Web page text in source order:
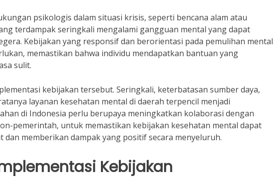
psikologis dalam situasi krisis, seperti bencana alam atau
terdampak seringkali mengalami gangguan mental yang dapat
Kebijakan yang responsif dan berorientasi pada pemulihan mental
memastikan bahwa individu mendapatkan bantuan yang
sulit.
kebijakan tersebut. Seringkali, keterbatasan sumber daya,
layanan kesehatan mental di daerah terpencil menjadi
di Indonesia perlu berupaya meningkatkan kolaborasi dengan
pemerintah, untuk memastikan kebijakan kesehatan mental dapat
dan memberikan dampak yang positif secara menyeluruh.
Kebijakan